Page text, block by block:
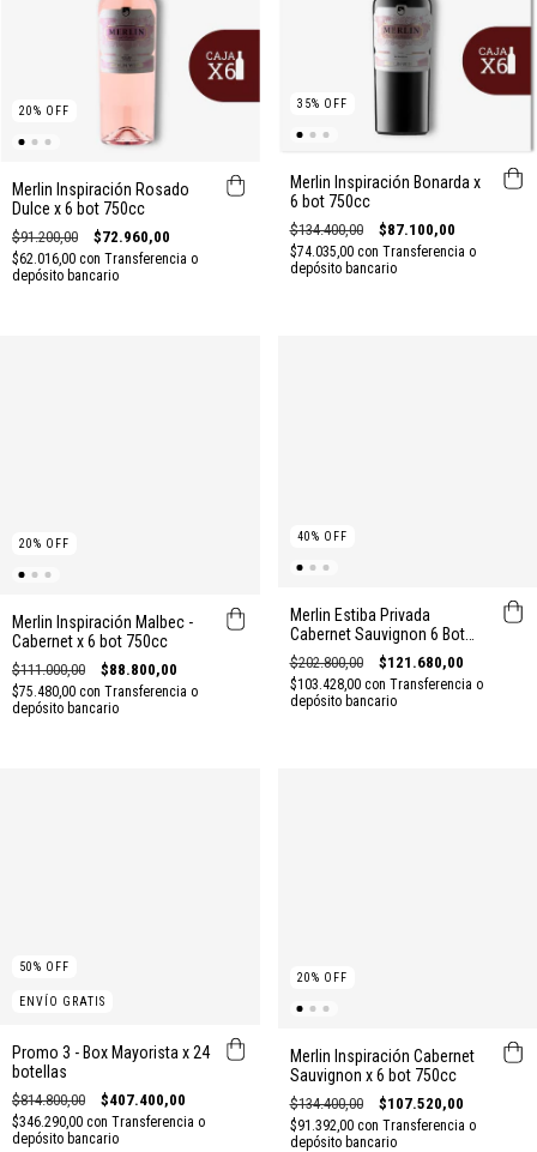
20% OFF
Merlin Inspiración Rosado
Dulce x 6 bot 750cc
$91.200,00 $72.960,00
$62.016,00 con Transferencia o
depósito bancario
35% OFF
Merlin Inspiración Bonarda x
6 bot 750cc
$134.400,00 $87.100,00
$74.035,00 con Transferencia o
depósito bancario
20% OFF
Merlin Inspiración Malbec -
Cabernet x 6 bot 750cc
$111.000,00 $88.800,00
$75.480,00 con Transferencia o
depósito bancario
40% OFF
Merlin Estiba Privada
Cabernet Sauvignon 6 Bot
750cc
$202.800,00 $121.680,00
$103.428,00 con Transferencia o
depósito bancario
50% OFF
ENVÍO GRATIS
Promo 3 - Box Mayorista x 24
botellas
$814.800,00 $407.400,00
$346.290,00 con Transferencia o
depósito bancario
20% OFF
Merlin Inspiración Cabernet
Sauvignon x 6 bot 750cc
$134.400,00 $107.520,00
$91.392,00 con Transferencia o
depósito bancario